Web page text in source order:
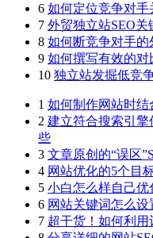
6 如何定位竞争对
7 外贸独立站SEO
8 如何断竞争对手
9 如何撰写有效的
10 独立站发掘低竞
1 如何制作网站时结
2 建立符合搜索引
些
3 文章原创的“误区
4 网站优化的5个目
5 小白怎么样自己优
6 网站关键词怎么设
7 超干货！如何利用